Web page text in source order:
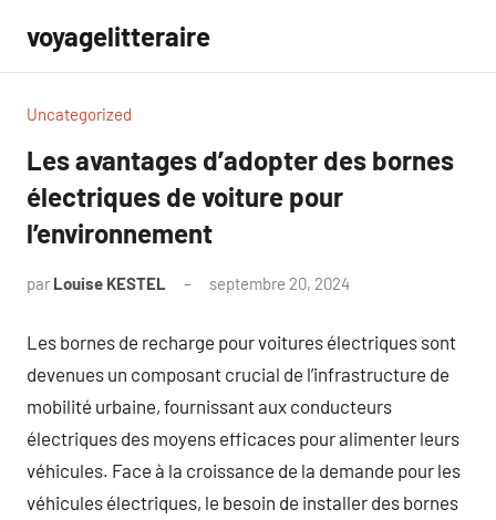
contenu
voyagelitteraire
Uncategorized
Les avantages d’adopter des bornes
électriques de voiture pour
l’environnement
par Louise KESTEL septembre 20, 2024
Les bornes de recharge pour voitures électriques sont
devenues un composant crucial de l’infrastructure de
mobilité urbaine, fournissant aux conducteurs
électriques des moyens efficaces pour alimenter leurs
véhicules. Face à la croissance de la demande pour les
véhicules électriques, le besoin de installer des bornes